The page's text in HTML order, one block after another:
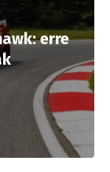
erre